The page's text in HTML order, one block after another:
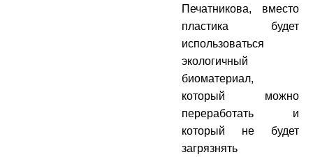
Печатникова, вместо
пластика будет
использоваться
экологичный
биоматериал,
который можно
переработать и
который не будет
загрязнять